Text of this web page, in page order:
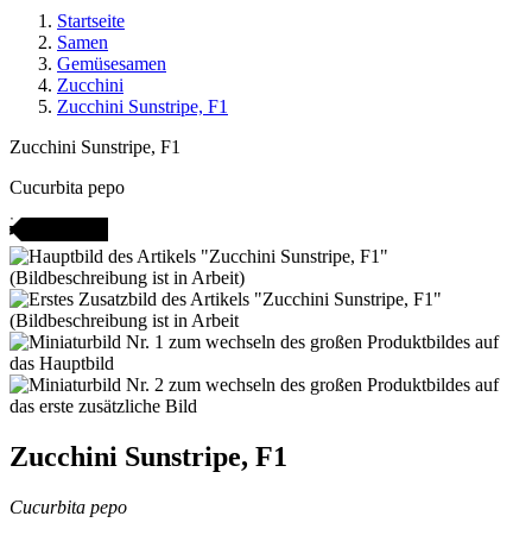
Startseite
Samen
Gemüsesamen
Zucchini
Zucchini Sunstripe, F1
Zucchini Sunstripe, F1
Cucurbita pepo
Zucchini Sunstripe, F1
Cucurbita pepo